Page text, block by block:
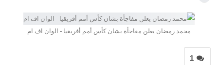
محمد رمضان يعلن مفاجأة بشان كأس أمم أفريقيا - الوان اف ام
1